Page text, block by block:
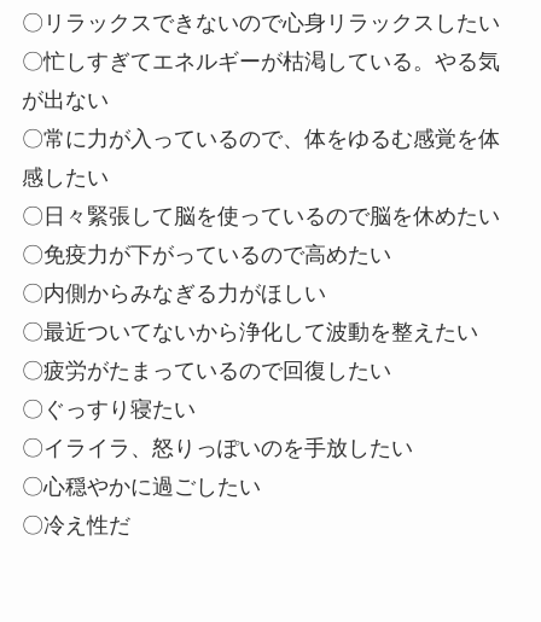
〇リラックスできないので心身リラックスしたい
〇忙しすぎてエネルギーが枯渇している。やる気
が出ない
〇常に力が入っているので、体をゆるむ感覚を体
感したい
〇日々緊張して脳を使っているので脳を休めたい
〇免疫力が下がっているので高めたい
〇内側からみなぎる力がほしい
〇最近ついてないから浄化して波動を整えたい
〇疲労がたまっているので回復したい
〇ぐっすり寝たい
〇イライラ、怒りっぽいのを手放したい
〇心穏やかに過ごしたい
〇冷え性だ